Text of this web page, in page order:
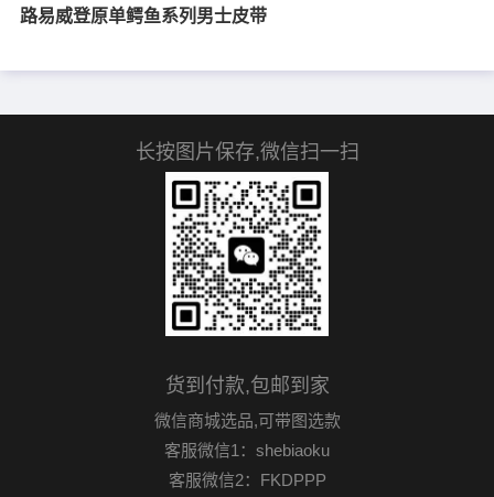
路易威登原单鳄鱼系列男士皮带
长按图片保存,微信扫一扫
货到付款,包邮到家
微信商城选品,可带图选款
客服微信1：shebiaoku
客服微信2：FKDPPP